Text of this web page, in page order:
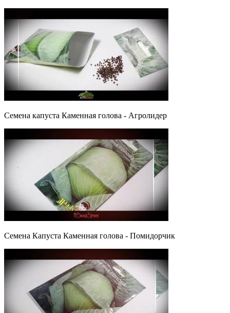
Семена капуста Каменная голова - Агролидер
Семена Капуста Каменная голова - Помидорчик